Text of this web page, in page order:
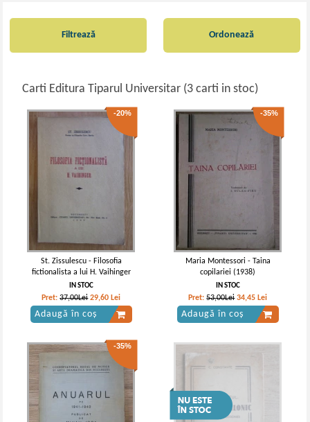
Filtrează
Carti Editura Tiparul Universitar (3 carti in stoc)
Ordonează
-20%
St. Zissulescu - Filosofia
fictionalista a lui H. Vaihinger
IN STOC
Pret:37,00Lei 29,60 Lei
Adaugă în coș
-35%
Maria Montessori - Taina
copilariei (1938)
IN STOC
Pret:53,00Lei 34,45 Lei
Adaugă în coș
-35%